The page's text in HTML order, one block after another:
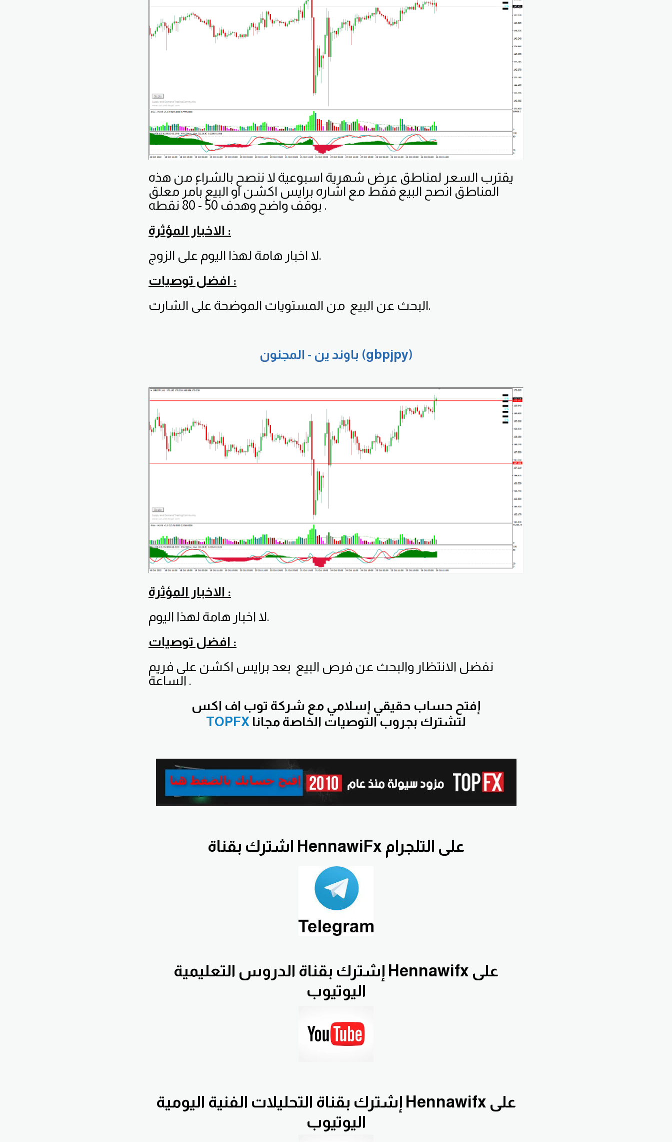
يقترب السعر لمناطق عرض شهرية اسبوعية لا ننصح بالشراء من هذه
المناطق انصح البيع فقط مع اشاره برايس اكشن او البيع بأمر معلق
بوقف واضح وهدف 50 - 80 نقطه .
الاخبار المؤثرة :
لا اخبار هامة لهذا اليوم على الزوج.
افضل توصيات :
البحث عن البيع من المستويات الموضحة على الشارت.
باوند ين - المجنون (gbpjpy)
الاخبار المؤثرة :
لا اخبار هامة لهذا اليوم.
افضل توصيات :
نفضل الانتظار والبحث عن فرص البيع بعد برايس اكشن على فريم
الساعة .
إفتح حساب حقيقي إسلامي مع شركة توب اف اكس
TOPFX
اشترك بقناة HennawiFx على التلجرام
إشترك بقناة الدروس التعليمية Hennawifx على
اليوتيوب
إشترك بقناة التحليلات الفنية اليومية Hennawifx على
اليوتيوب